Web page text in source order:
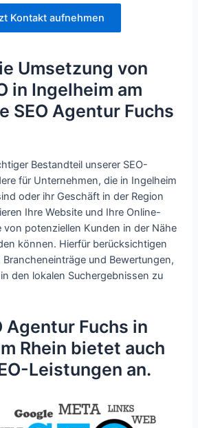
Kontakt aufnehmen
Umsetzung von
in Ingelheim am
SEO Agentur Fuchs
Bestandteil unserer SEO-
für Unternehmen, die in Ingelheim
oder ihr Geschäft in der Region
Ihre Website und Ihre Online-
von potenziellen Kunden in der Nähe
können. Hierfür berücksichtigen
und Bewertungen,
den lokalen Suchergebnissen zu
Agentur Fuchs in
Rhein bietet auch
Leistungen an.